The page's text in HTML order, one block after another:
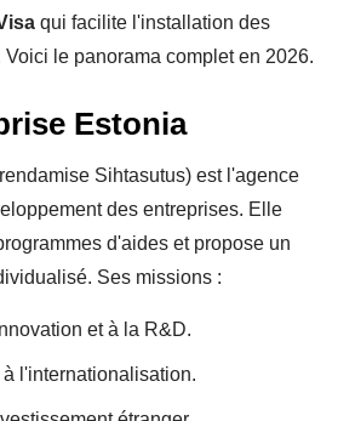
qui facilite l'installation des
le panorama complet en 2026.
Estonia
Sihtasutus) est l'agence
des entreprises. Elle
d'aides et propose un
Ses missions :
et à la R&D.
l'internationalisation.